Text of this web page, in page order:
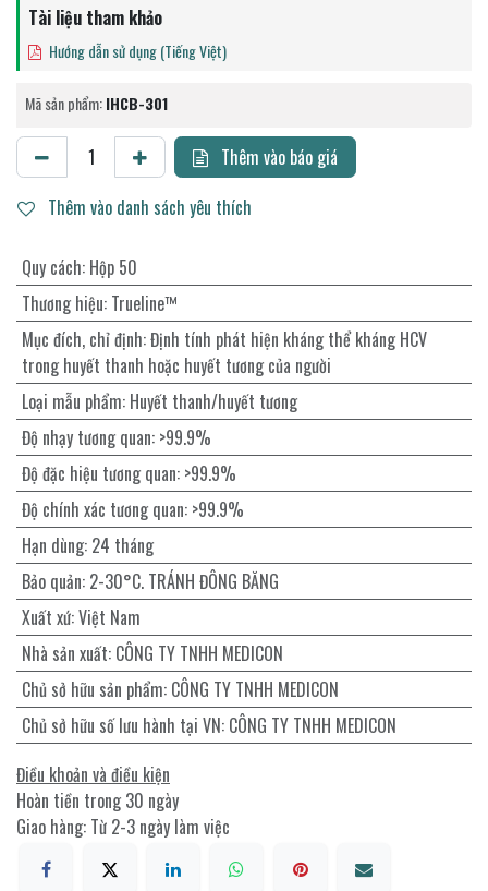
Tài liệu tham khảo
Hướng dẫn sử dụng (Tiếng Việt)
Mã sản phẩm:IHCB-301
Thêm vào báo giá
Thêm vào danh sách yêu thích
Quy cách: Hộp 50
Thương hiệu: Trueline™
Mục đích, chỉ định:Định tính phát hiện kháng thể kháng HCV
trong huyết thanh hoặc huyết tương của người
Loại mẫu phẩm: Huyết thanh/huyết tương
Độ nhạy tương quan: >99.9%
Độ đặc hiệu tương quan: >99.9%
Độ chính xác tương quan: >99.9%
Hạn dùng: 24 tháng
Bảo quản: 2-30°C. TRÁNH ĐÔNG BĂNG
Xuất xứ:Việt Nam
Nhà sản xuất: CÔNG TY TNHH MEDICON
Chủ sở hữu sản phẩm: CÔNG TY TNHH MEDICON
Chủ sở hữu số lưu hành tại VN: CÔNG TY TNHH MEDICON
Điều khoản và điều kiện
Hoàn tiền trong 30 ngày
Giao hàng: Từ 2-3 ngày làm việc